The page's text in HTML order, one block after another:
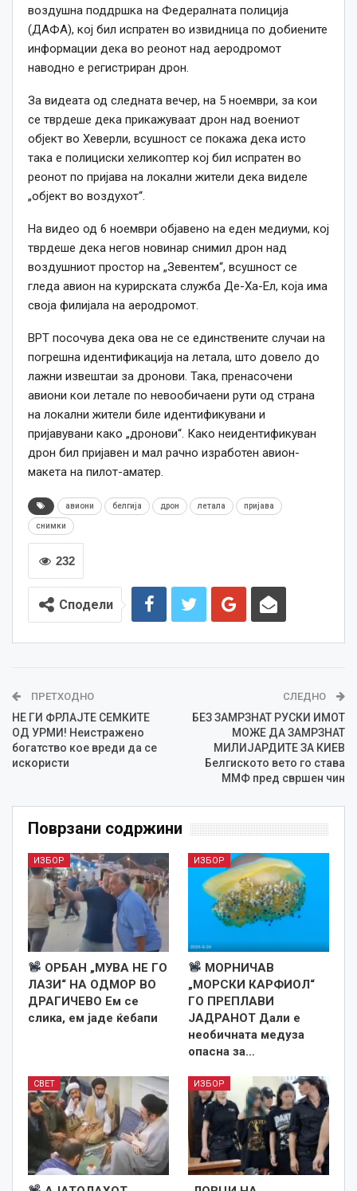
воздушна поддршка на Федералната полиција
(ДАФА), кој бил испратен во извидница по добиените
информации дека во реонот над аеродромот
наводно е регистриран дрон.
За видеата од следната вечер, на 5 ноември, за кои
се тврдеше дека прикажуваат дрон над воениот
објект во Хеверли, всушност се покажа дека исто
така е полициски хеликоптер кој бил испратен во
реонот по пријава на локални жители дека виделе
„објект во воздухот“.
На видео од 6 ноември објавено на еден медиуми, кој
тврдеше дека негов новинар снимил дрон над
воздушниот простор на „Зевентем“, всушност се
гледа авион на курирската служба Де-Ха-Ел, која има
своја филијала на аеродромот.
ВРТ посочува дека ова не се единствените случаи на
погрешна идентификација на летала, што довело до
лажни извештаи за дронови. Така, пренасочени
авиони кои летале по невообичаени рути од страна
на локални жители биле идентификувани и
пријавувани како „дронови“. Како неидентификуван
дрон бил пријавен и мал рачно изработен авион-
макета на пилот-аматер.
авиони белгија дрон летала пријава
снимки
232
Сподели
ПРЕТХОДНО
НЕ ГИ ФРЛАЈТЕ СЕМКИТЕ
ОД УРМИ! Неистражено
богатство кое вреди да се
искористи
СЛЕДНО
БЕЗ ЗАМРЗНАТ РУСКИ ИМОТ
МОЖЕ ДА ЗАМРЗНАТ
МИЛИЈАРДИТЕ ЗА КИЕВ
Белгиското вето го става
ММФ пред свршен чин
Поврзани содржини
ИЗБОР
ОРБАН „МУВА НЕ ГО
ЛАЗИ“ НА ОДМОР ВО
ДРАГИЧЕВО Ем се
слика, ем јаде ќебапи
ИЗБОР
МОРНИЧАВ
„МОРСКИ КАРФИОЛ“
ГО ПРЕПЛАВИ
ЈАДРАНОТ Дали е
необичната медуза
опасна за…
СВЕТ ИЗБОР